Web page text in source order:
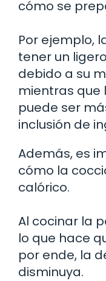
cómo se
Por ejemplo,
tener un
debido a su
mientras que
puede ser
inclusión de
Además, es
cómo la
calórico.
Al cocinar la
lo que hace
por ende, la
disminuya.